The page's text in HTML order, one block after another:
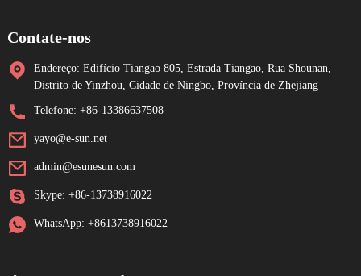
Contate-nos
Endereço: Edifício Tiangao 805, Estrada Tiangao, Rua Shounan,
Distrito de Yinzhou, Cidade de Ningbo, Província de Zhejiang
Telefone: +86-13386637508
yayo@e-sun.net
admin@esunesun.com
Skype: +86-13738916022
WhatsApp: +8613738916022